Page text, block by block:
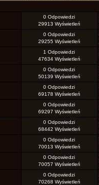
0 Odpowiedzi
29913 Wyświetleń
0 Odpowiedzi
29255 Wyświetleń
1 Odpowiedzi
47634 Wyświetleń
0 Odpowiedzi
50139 Wyświetleń
0 Odpowiedzi
69178 Wyświetleń
0 Odpowiedzi
69297 Wyświetleń
0 Odpowiedzi
68442 Wyświetleń
0 Odpowiedzi
70013 Wyświetleń
0 Odpowiedzi
70057 Wyświetleń
0 Odpowiedzi
70268 Wyświetleń